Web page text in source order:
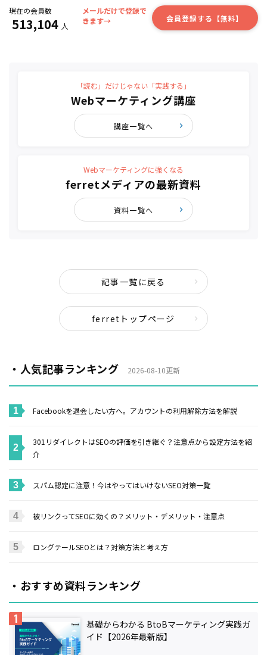
現在の会員数
513,104 人
メールだけで登録で
きます→
会員登録する【無料】
「読む」だけじゃない「実践する」
Webマーケティング講座
講座一覧へ
Webマーケティングに強くなる
ferretメディアの最新資料
資料一覧へ
記事一覧に戻る
ferretトップページ
・人気記事ランキング 2026-08-10更新
Facebookを退会したい方へ。アカウントの利用解除方法を解説
301リダイレクトはSEOの評価を引き継ぐ？注意点から設定方法を紹
介
スパム認定に注意！今はやってはいけないSEO対策一覧
被リンクってSEOに効くの？メリット・デメリット・注意点
ロングテールSEOとは？対策方法と考え方
・おすすめ資料ランキング
基礎からわかる BtoBマーケティング実践ガ
イド【2026年最新版】